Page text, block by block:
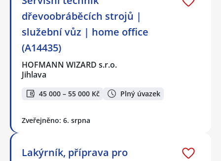
dřevoobráběcích strojů |
služební vůz | home office
(A14435)
HOFMANN WIZARD s.r.o.
Jihlava
45 000 – 55 000 Kč Plný úvazek
Zveřejněno: 6. srpna
Lakýrník, příprava pro